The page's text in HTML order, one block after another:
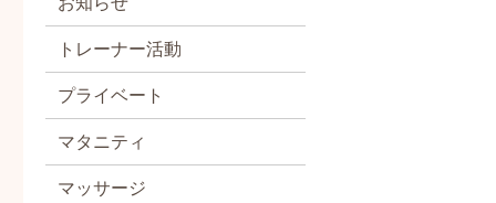
トレーナー活動
プライベート
マタニティ
マッサージ